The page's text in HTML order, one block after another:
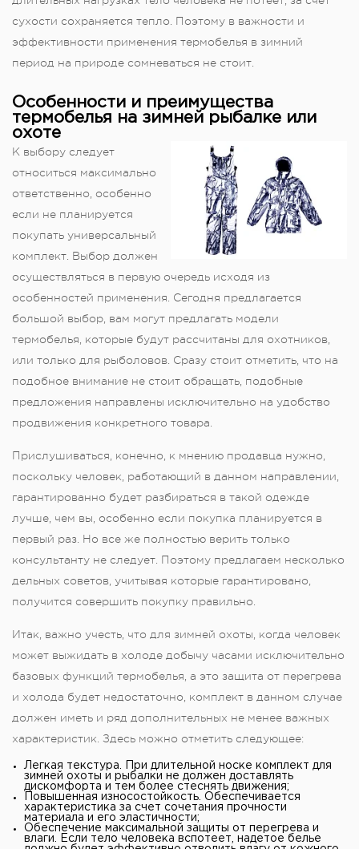
сухости сохраняется тепло. Поэтому в важности и
эффективности применения термобелья в зимний
период на природе сомневаться не стоит.
Особенности и преимущества
термобелья на зимней рыбалке или
охоте
К выбору следует
относиться максимально
ответственно, особенно
если не планируется
покупать универсальный
комплект. Выбор должен
осуществляться в первую очередь исходя из
особенностей применения. Сегодня предлагается
большой выбор, вам могут предлагать модели
термобелья, которые будут рассчитаны для охотников,
или только для рыболовов. Сразу стоит отметить, что на
подобное внимание не стоит обращать, подобные
предложения направлены исключительно на удобство
продвижения конкретного товара.
Прислушиваться, конечно, к мнению продавца нужно,
поскольку человек, работающий в данном направлении,
гарантированно будет разбираться в такой одежде
лучше, чем вы, особенно если покупка планируется в
первый раз. Но все же полностью верить только
консультанту не следует. Поэтому предлагаем несколько
дельных советов, учитывая которые гарантировано,
получится совершить покупку правильно.
Итак, важно учесть, что для зимней охоты, когда человек
может выжидать в холоде добычу часами исключительно
базовых функций термобелья, а это защита от перегрева
и холода будет недостаточно, комплект в данном случае
должен иметь и ряд дополнительных не менее важных
характеристик. Здесь можно отметить следующее:
Легкая текстура. При длительной носке комплект для
зимней охоты и рыбалки не должен доставлять
дискомфорта и тем более стеснять движения;
Повышенная износостойкость. Обеспечивается
характеристика за счет сочетания прочности
материала и его эластичности;
Обеспечение максимальной защиты от перегрева и
влаги. Если тело человека вспотеет, надетое белье